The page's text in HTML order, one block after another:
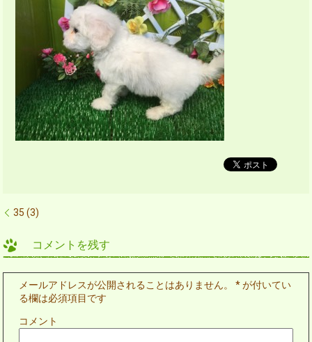
35 (3)
コメントを残す
メールアドレスが公開されることはありません。 *が付いてい
る欄は必須項目です
コメント